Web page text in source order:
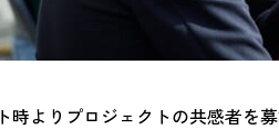
時よりプロジェクトの共感者を